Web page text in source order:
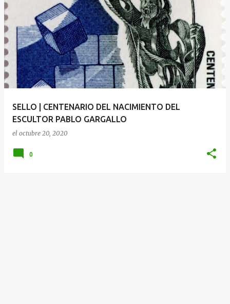
E
n
t
r
a
d
SELLO | CENTENARIO DEL NACIMIENTO DEL
ESCULTOR PABLO GARGALLO
el octubre 20, 2020
0